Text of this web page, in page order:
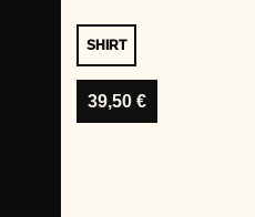
SHIRT
39,50 €